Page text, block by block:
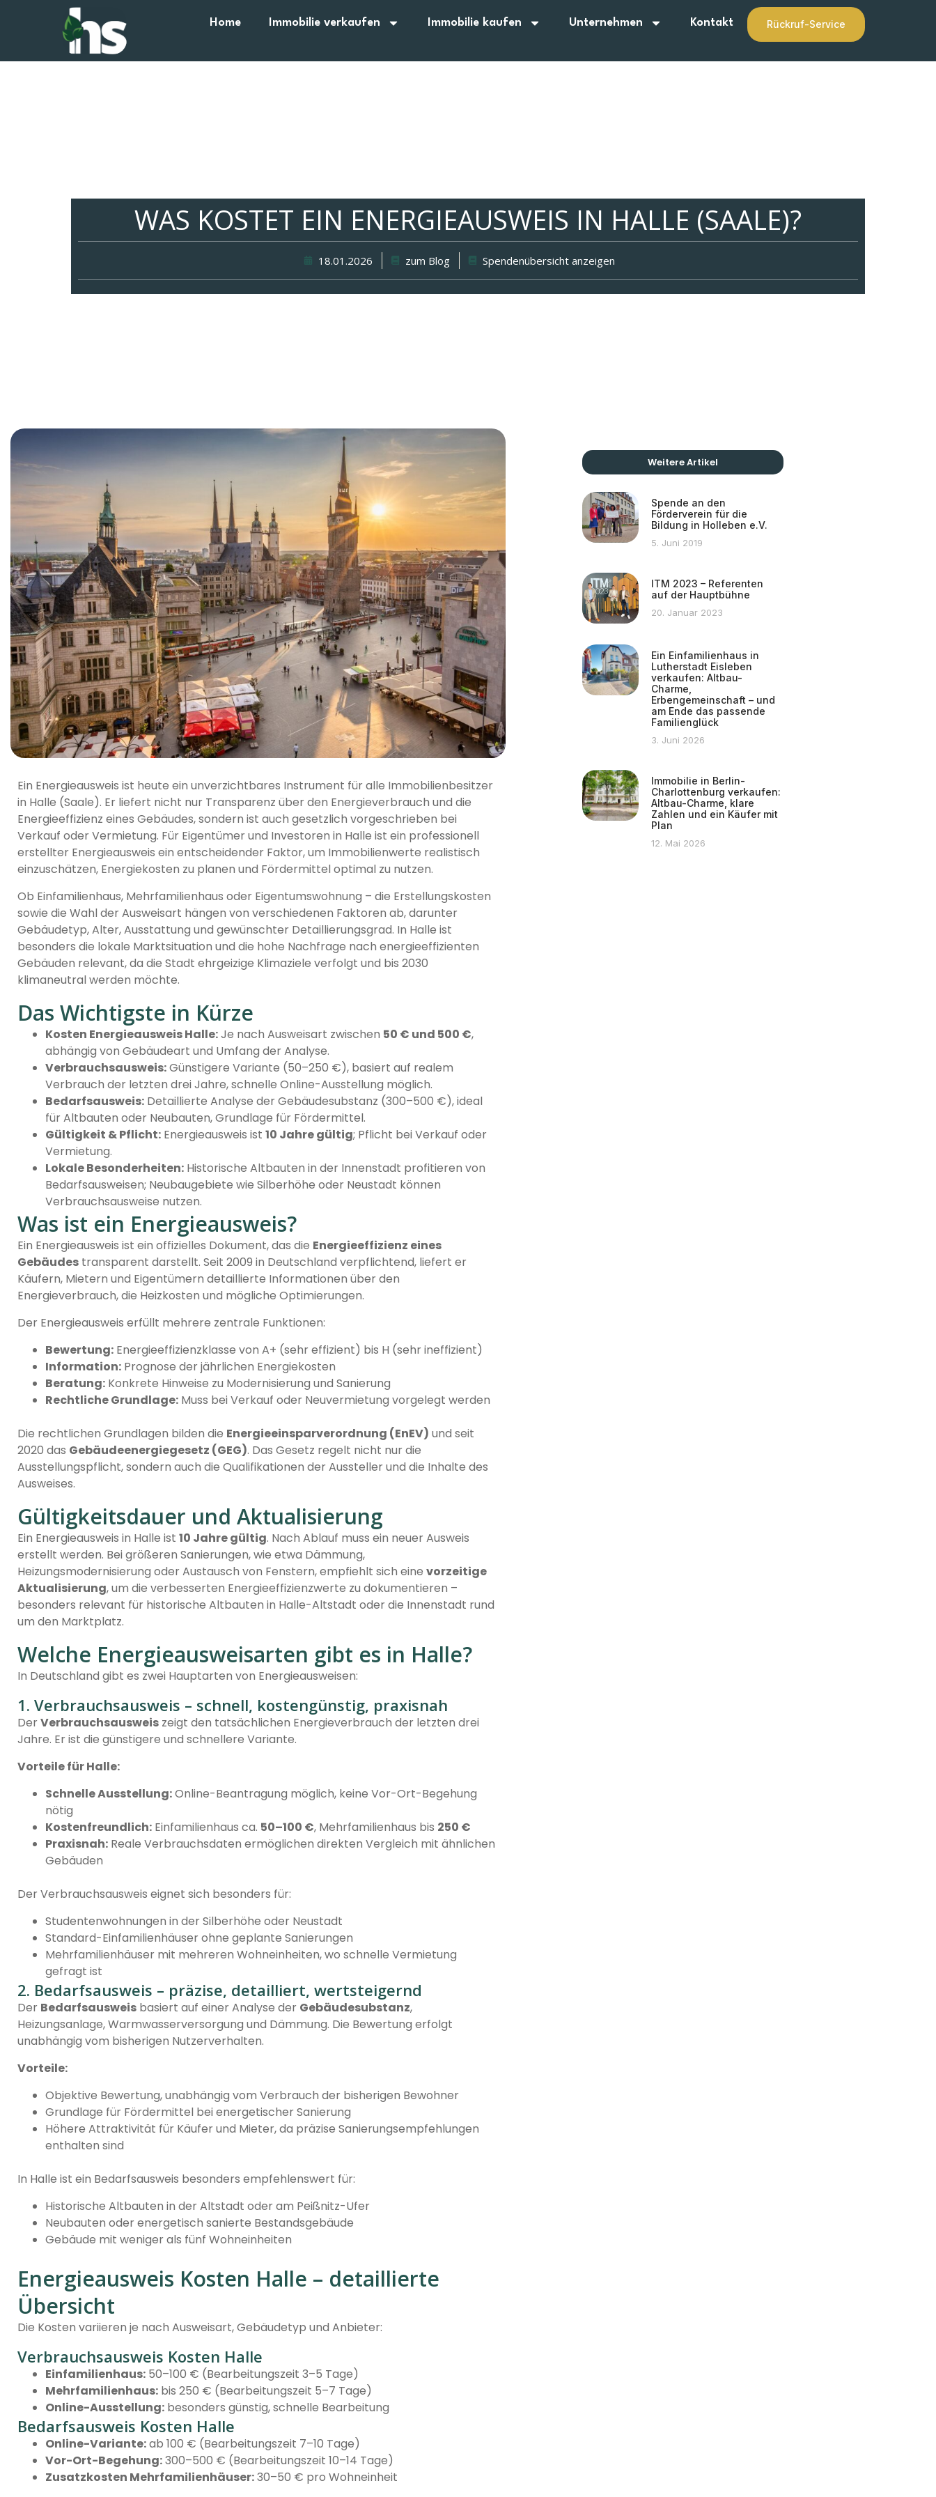
Home Immobilie verkaufen Immobilie kaufen Unternehmen Kontakt Rückruf-Service
WAS KOSTET EIN ENERGIEAUSWEIS IN HALLE (SAALE)?
18.01.2026 zum Blog Spendenübersicht anzeigen
Ein Energieausweis ist heute ein unverzichtbares Instrument für alle Immobilienbesitzer
in Halle (Saale). Er liefert nicht nur Transparenz über den Energieverbrauch und die
Energieeffizienz eines Gebäudes, sondern ist auch gesetzlich vorgeschrieben bei
Verkauf oder Vermietung. Für Eigentümer und Investoren in Halle ist ein professionell
erstellter Energieausweis ein entscheidender Faktor, um Immobilienwerte realistisch
einzuschätzen, Energiekosten zu planen und Fördermittel optimal zu nutzen.
Ob Einfamilienhaus, Mehrfamilienhaus oder Eigentumswohnung – die Erstellungskosten
sowie die Wahl der Ausweisart hängen von verschiedenen Faktoren ab, darunter
Gebäudetyp, Alter, Ausstattung und gewünschter Detaillierungsgrad. In Halle ist
besonders die lokale Marktsituation und die hohe Nachfrage nach energieeffizienten
Gebäuden relevant, da die Stadt ehrgeizige Klimaziele verfolgt und bis 2030
klimaneutral werden möchte.
Das Wichtigste in Kürze
Kosten Energieausweis Halle:Je nach Ausweisart zwischen 50 € und 500 €,
abhängig von Gebäudeart und Umfang der Analyse.
Verbrauchsausweis:Günstigere Variante (50–250 €), basiert auf realem
Verbrauch der letzten drei Jahre, schnelle Online-Ausstellung möglich.
Bedarfsausweis: Detaillierte Analyse der Gebäudesubstanz (300–500 €), ideal
für Altbauten oder Neubauten, Grundlage für Fördermittel.
Gültigkeit & Pflicht: Energieausweis ist 10 Jahre gültig; Pflicht bei Verkauf oder
Vermietung.
Lokale Besonderheiten: Historische Altbauten in der Innenstadt profitieren von
Bedarfsausweisen; Neubaugebiete wie Silberhöhe oder Neustadt können
Verbrauchsausweise nutzen.
Was ist ein Energieausweis?
Ein Energieausweis ist ein offizielles Dokument, das die Energieeffizienz eines
Gebäudes transparent darstellt. Seit 2009 in Deutschland verpflichtend, liefert er
Käufern, Mietern und Eigentümern detaillierte Informationen über den
Energieverbrauch, die Heizkosten und mögliche Optimierungen.
Der Energieausweis erfüllt mehrere zentrale Funktionen:
Bewertung: Energieeffizienzklasse von A+ (sehr effizient) bis H (sehr ineffizient)
Information: Prognose der jährlichen Energiekosten
Beratung: Konkrete Hinweise zu Modernisierung und Sanierung
Rechtliche Grundlage: Muss bei Verkauf oder Neuvermietung vorgelegt werden
Die rechtlichen Grundlagen bilden die Energieeinsparverordnung (EnEV) und seit
2020 das Gebäudeenergiegesetz (GEG). Das Gesetz regelt nicht nur die
Ausstellungspflicht, sondern auch die Qualifikationen der Aussteller und die Inhalte des
Ausweises.
Gültigkeitsdauer und Aktualisierung
Ein Energieausweis in Halle ist 10 Jahre gültig. Nach Ablauf muss ein neuer Ausweis
erstellt werden. Bei größeren Sanierungen, wie etwa Dämmung,
Heizungsmodernisierung oder Austausch von Fenstern, empfiehlt sich eine vorzeitige
Aktualisierung, um die verbesserten Energieeffizienzwerte zu dokumentieren –
besonders relevant für historische Altbauten in Halle-Altstadt oder die Innenstadt rund
um den Marktplatz.
Welche Energieausweisarten gibt es in Halle?
In Deutschland gibt es zwei Hauptarten von Energieausweisen:
1. Verbrauchsausweis – schnell, kostengünstig, praxisnah
DerVerbrauchsausweis zeigt den tatsächlichen Energieverbrauch der letzten drei
Jahre. Er ist die günstigere und schnellere Variante.
Vorteile für Halle:
Schnelle Ausstellung:Online-Beantragung möglich, keine Vor-Ort-Begehung
nötig
Kostenfreundlich: Einfamilienhaus ca. 50–100 €, Mehrfamilienhaus bis 250 €
Praxisnah: Reale Verbrauchsdaten ermöglichen direkten Vergleich mit ähnlichen
Gebäuden
Der Verbrauchsausweis eignet sich besonders für:
Studentenwohnungen in der Silberhöhe oder Neustadt
Standard-Einfamilienhäuser ohne geplante Sanierungen
Mehrfamilienhäuser mit mehreren Wohneinheiten, wo schnelle Vermietung
gefragt ist
2. Bedarfsausweis – präzise, detailliert, wertsteigernd
Der Bedarfsausweis basiert auf einer Analyse der Gebäudesubstanz,
Heizungsanlage, Warmwasserversorgung und Dämmung. Die Bewertung erfolgt
unabhängig vom bisherigen Nutzerverhalten.
Vorteile:
Objektive Bewertung, unabhängig vom Verbrauch der bisherigen Bewohner
Grundlage für Fördermittel bei energetischer Sanierung
Höhere Attraktivität für Käufer und Mieter, da präzise Sanierungsempfehlungen
enthalten sind
In Halle ist ein Bedarfsausweis besonders empfehlenswert für:
Historische Altbauten in der Altstadt oder am Peißnitz-Ufer
Neubauten oder energetisch sanierte Bestandsgebäude
Gebäude mit weniger als fünf Wohneinheiten
Energieausweis Kosten Halle – detaillierte
Übersicht
Die Kosten variieren je nach Ausweisart, Gebäudetyp und Anbieter:
Verbrauchsausweis Kosten Halle
Einfamilienhaus: 50–100 € (Bearbeitungszeit 3–5 Tage)
Mehrfamilienhaus: bis 250 € (Bearbeitungszeit 5–7 Tage)
Online-Ausstellung: besonders günstig, schnelle Bearbeitung
Bedarfsausweis Kosten Halle
Online-Variante:ab 100 € (Bearbeitungszeit 7–10 Tage)
Vor-Ort-Begehung:300–500 € (Bearbeitungszeit 10–14 Tage)
Zusatzkosten Mehrfamilienhäuser:30–50 € pro Wohneinheit
Weitere Artikel
Spende an den
Förderverein für die
Bildung in Holleben e.V.
5. Juni 2019
ITM 2023 – Referenten
auf der Hauptbühne
20. Januar 2023
Ein Einfamilienhaus in
Lutherstadt Eisleben
verkaufen: Altbau-
Charme,
Erbengemeinschaft – und
am Ende das passende
Familienglück
3. Juni 2026
Immobilie in Berlin-
Charlottenburg verkaufen:
Altbau-Charme, klare
Zahlen und ein Käufer mit
Plan
12. Mai 2026